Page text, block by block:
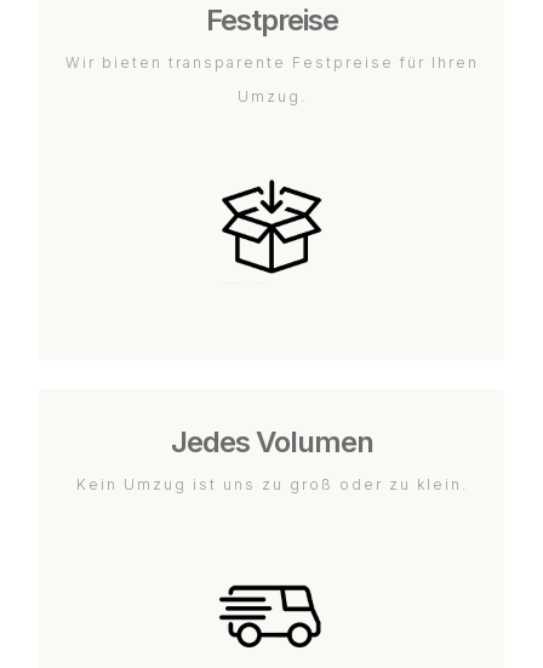
Festpreise
Wir bieten transparente Festpreise für Ihren
Umzug.
Jedes Volumen
Kein Umzug ist uns zu groß oder zu klein.